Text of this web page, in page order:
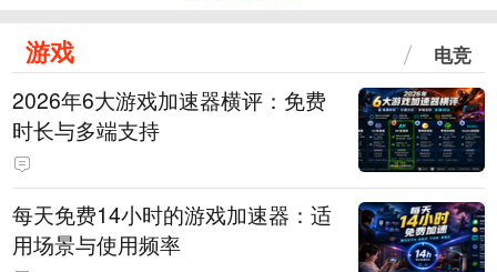
游戏 电竞
2026年6大游戏加速器横评：免费
时长与多端支持
每天免费14小时的游戏加速器：适
用场景与使用频率